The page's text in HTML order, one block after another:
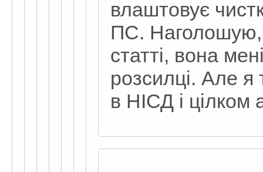
влаштовує
ПС.
статті, вона
розсилці. Але я
в НІСД і цілком